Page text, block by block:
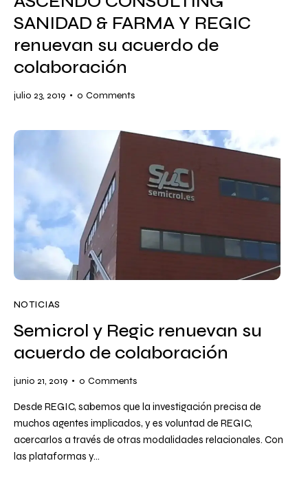
SANIDAD & FARMA Y REGIC
renuevan su acuerdo de
colaboración
julio 23, 2019 0 Comments
NOTICIAS
Semicrol y Regic renuevan su
acuerdo de colaboración
junio 21, 2019 0 Comments
Desde REGIC, sabemos que la investigación precisa de
muchos agentes implicados, y es voluntad de REGIC,
acercarlos a través de otras modalidades relacionales. Con
las plataformas y…